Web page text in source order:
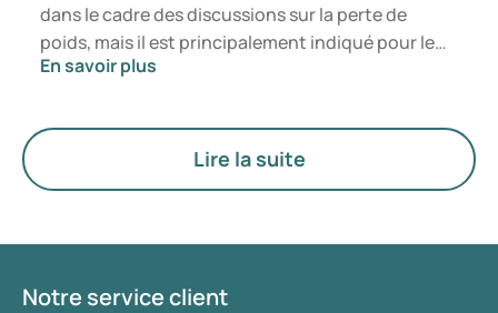
dans le cadre des discussions sur la perte de
poids, mais il est principalement indiqué pour le
traitement du diabète de type 2. Si vous
à la gestion du poids, des médicaments tels que
Mounjaro et Wegovy sont généralement
privilégiés. Le choix du traitement le plus
d’utilisation de médicaments.
En savoir plus
Lire la suite
Notre service client